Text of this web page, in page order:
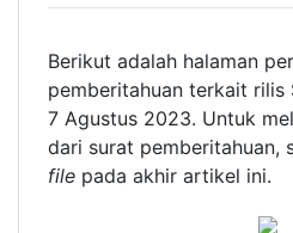
Berikut adalah halaman
pemberitahuan terkait rilis
7 Agustus 2023. Untuk
dari surat pemberitahuan,
file pada akhir artikel ini.